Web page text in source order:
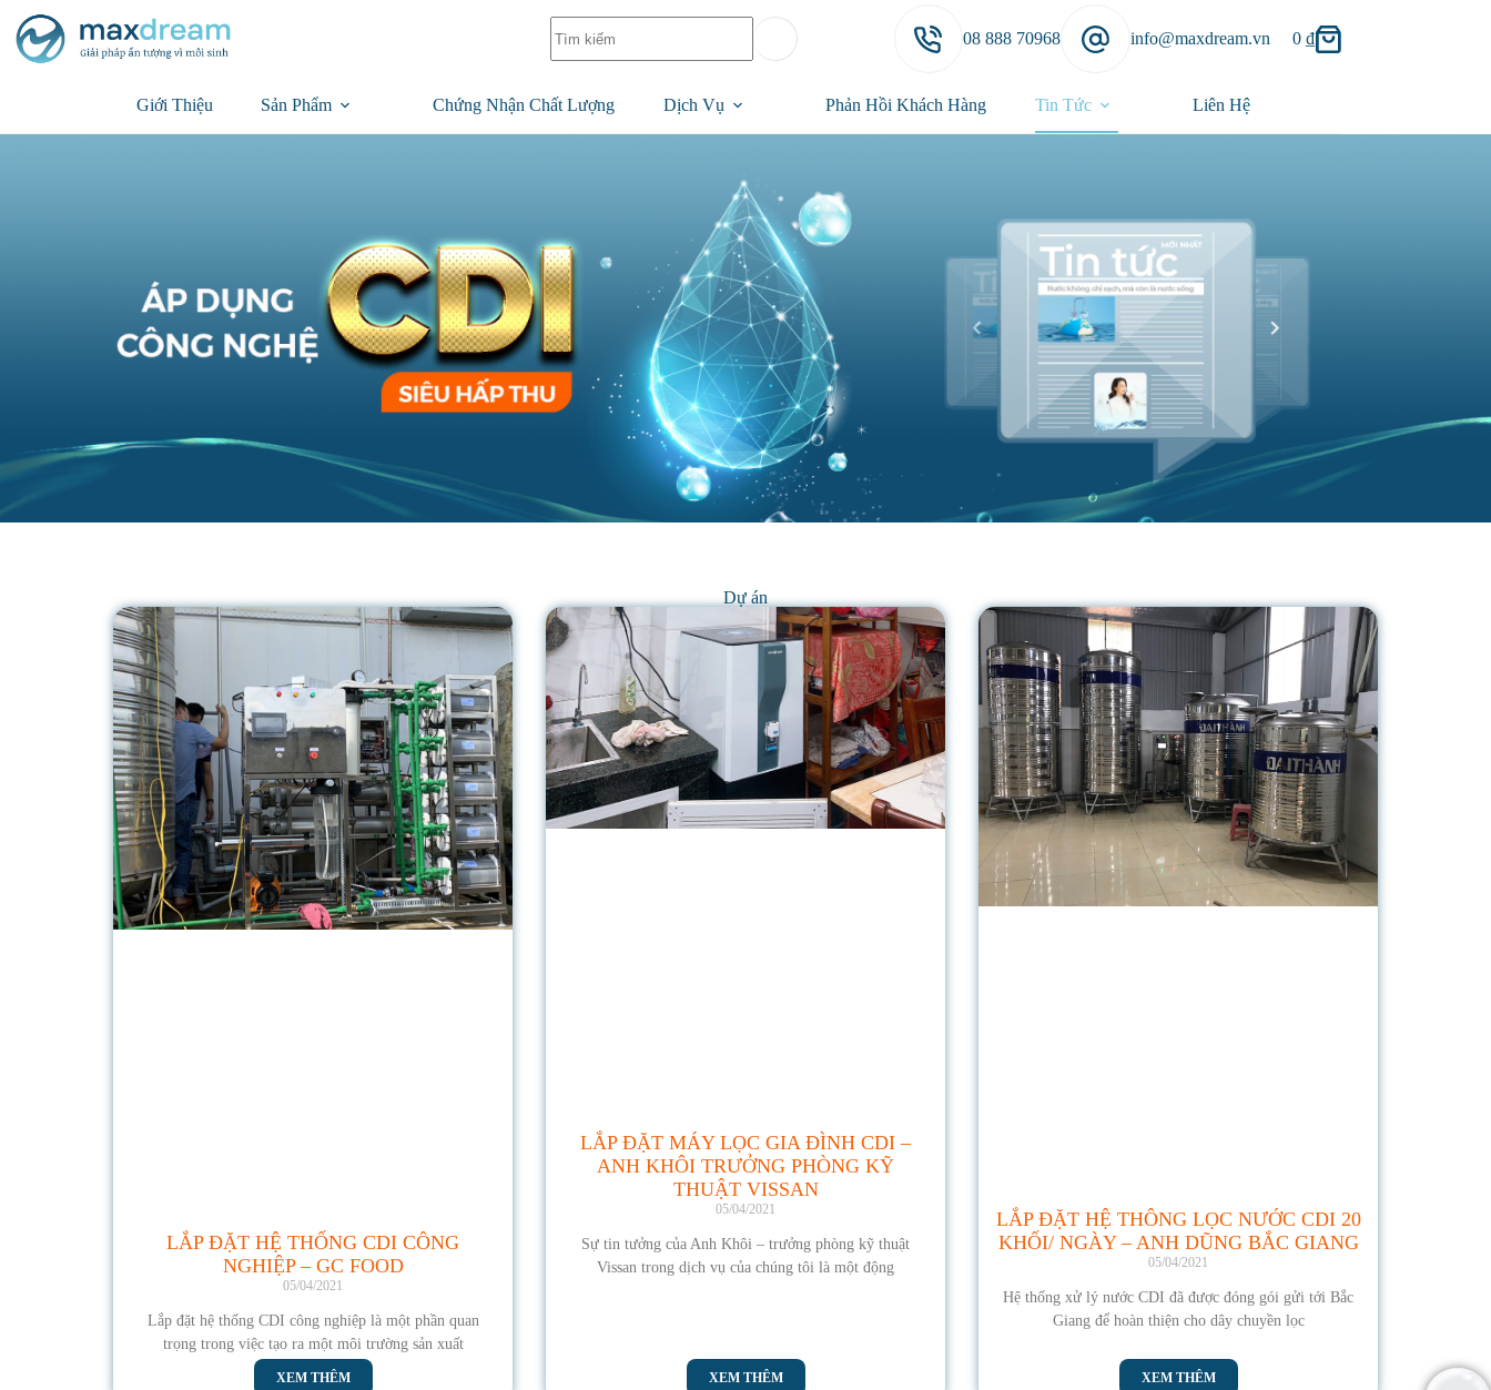
08 888 70968 info@maxdream.vn 0 ₫
Giới Thiệu Sản Phẩm Chứng Nhận Chất Lượng Dịch Vụ Phản Hồi Khách Hàng Tin Tức Liên Hệ
Dự án
LẮP ĐẶT HỆ THỐNG CDI CÔNG
NGHIỆP – GC FOOD
05/04/2021
Lắp đặt hệ thống CDI công nghiệp là một phần quan
trọng trong việc tạo ra một môi trường sản xuất
XEM THÊM
LẮP ĐẶT MÁY LỌC GIA ĐÌNH CDI –
ANH KHÔI TRƯỞNG PHÒNG KỸ
THUẬT VISSAN
05/04/2021
Sự tin tưởng của Anh Khôi – trưởng phòng kỹ thuật
Vissan trong dịch vụ của chúng tôi là một động
XEM THÊM
LẮP ĐẶT HỆ THÔNG LỌC NƯỚC CDI 20
KHỐI/ NGÀY – ANH DŨNG BẮC GIANG
05/04/2021
Hệ thống xử lý nước CDI đã được đóng gói gửi tới Bắc
Giang để hoàn thiện cho dây chuyền lọc
XEM THÊM